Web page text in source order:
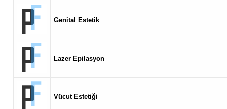
Genital Estetik
Lazer Epilasyon
Vücut Estetiği